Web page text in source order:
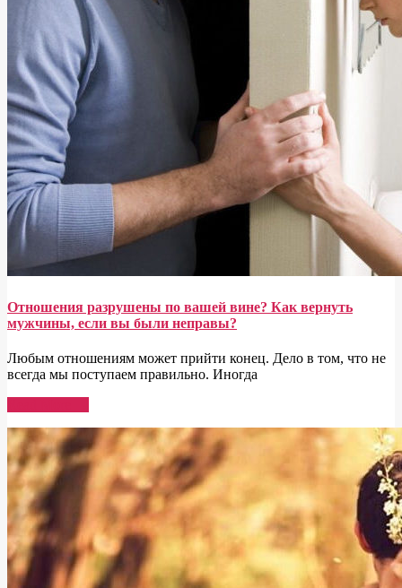
Отношения разрушены по вашей вине? Как вернуть
мужчины, если вы были неправы?
Любым отношениям может прийти конец. Дело в том, что не
всегда мы поступаем правильно. Иногда